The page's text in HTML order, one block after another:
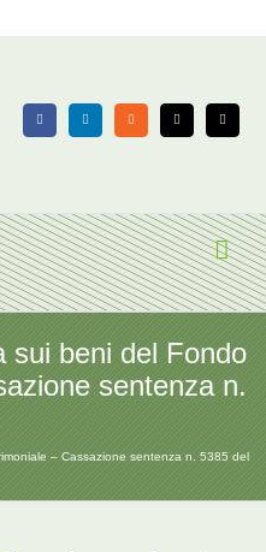
FacebookLinkedIn Rss X Email
sui beni del Fondo
sentenza n.
– Cassazione sentenza n. 5385 del